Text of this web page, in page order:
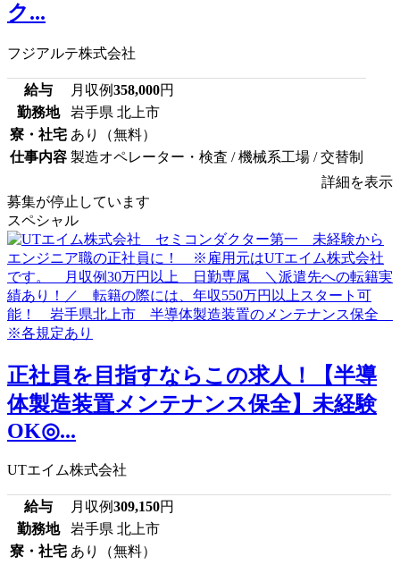
ク...
フジアルテ株式会社
給与 月収例358,000円
勤務地
岩手県 北上市
寮・社宅 あり（無料）
仕事内容 製造オペレーター・検査 / 機械系工場 / 交替制
詳細を表示
募集が停止しています
スペシャル
正社員を目指すならこの求人！【半導
体製造装置メンテナンス保全】未経験
OK◎...
UTエイム株式会社
給与 月収例309,150円
勤務地
岩手県 北上市
寮・社宅 あり（無料）